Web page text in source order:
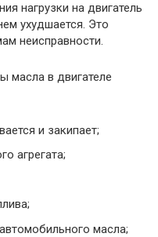
нагрузки на двигатель
ухудшается. Это
неисправности.
масла в двигателе
и закипает;
агрегата;
масла;